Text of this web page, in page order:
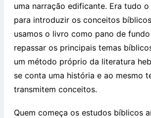
uma narração edificante. Era tudo
para introduzir os conceitos
usamos o livro como pano de
repassar os principais temas
um método próprio da literatura
se conta uma história e ao mesmo
transmitem conceitos.
Quem começa os estudos bíblicos